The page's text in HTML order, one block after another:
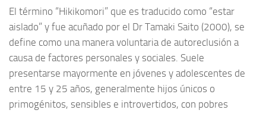
El término “Hikikomori” que es traducido como “estar
aislado” y fue acuñado por el Dr Tamaki Saito (2000), se
define como una manera voluntaria de autoreclusión a
causa de factores personales y sociales. Suele
presentarse mayormente en jóvenes y adolescentes de
entre 15 y 25 años, generalmente hijos únicos o
primogénitos, sensibles e introvertidos, con pobres